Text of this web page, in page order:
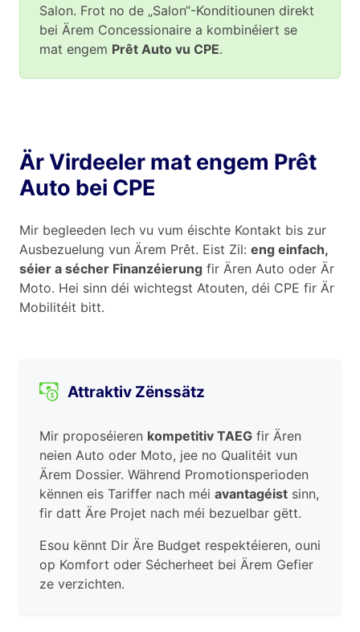
Salon. Frot no de „Salon“-Konditiounen direkt
bei Ärem Concessionaire a kombinéiert se
mat engem Prêt Auto vu CPE.
Är Virdeeler mat engem Prêt
Auto bei CPE
Mir begleeden Iech vu vum éischte Kontakt bis zur
Ausbezuelung vun Ärem Prêt. Eist Zil: eng einfach,
séier a sécher Finanzéierung fir Ären Auto oder Är
Moto. Hei sinn déi wichtegst Atouten, déi CPE fir Är
Mobilitéit bitt.
Attraktiv Zënssätz
Mir proposéieren kompetitiv TAEG fir Ären
neien Auto oder Moto, jee no Qualitéit vun
Ärem Dossier. Während Promotionsperioden
kënnen eis Tariffer nach méi avantagéist sinn,
fir datt Äre Projet nach méi bezuelbar gëtt.
Esou kënnt Dir Äre Budget respektéieren, ouni
op Komfort oder Sécherheet bei Ärem Gefier
ze verzichten.